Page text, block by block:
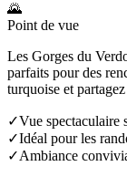
🌄
Point de vue
Les Gorges du
parfaits pour des
turquoise et
✓Vue spectaculaire
✓Idéal pour les
✓Ambiance